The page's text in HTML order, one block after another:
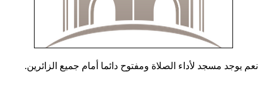
نعم يوجد مسجد لأداء الصلاة ومفتوح دائما أمام جميع الزائرين.